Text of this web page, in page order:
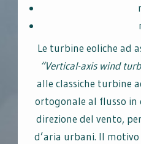
Le turbine eoliche ad
“Vertical-axis wind
alle classiche turbine
ortogonale al flusso
direzione del vento,
d’aria urbani. Il